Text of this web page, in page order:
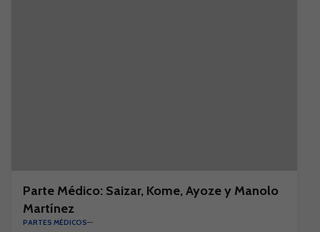
Parte Médico: Saizar, Kome, Ayoze y Manolo
Martínez
PARTES MÉDICOS